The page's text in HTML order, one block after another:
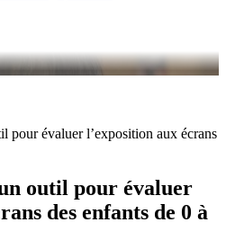
pour évaluer l’exposition aux écrans
outil pour évaluer
des enfants de 0 à